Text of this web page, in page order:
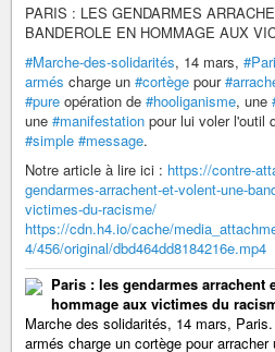
PARIS : LES GENDARMES
BANDEROLE EN HOMMAGE AUX
#Marche-des-solidarités, 14 mars,
armés charge un #cortège pour
#pure opération de #hooliganisme, une
une #manifestation pour lui voler l'outil
#simple #message.
Notre article à lire ici : https://contre-
gendarmes-arrachent-et-volent-une-
victimes-du-racisme/
https://cdn.h4.io/cache/
4/456/original/dbd464dd8184216e.mp4
Paris : les gendarmes arrachent
hommage aux victimes du
Marche des solidarités, 14 mars,
armés charge un cortège pour arracher